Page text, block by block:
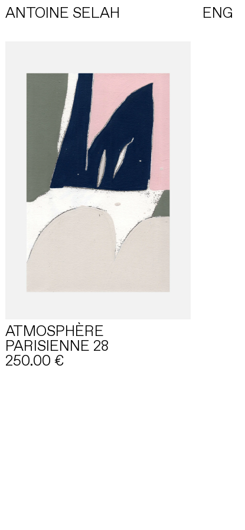
ANTOINE SELAH ENG
ATMOSPHÈRE
PARISIENNE 28
250.00 €